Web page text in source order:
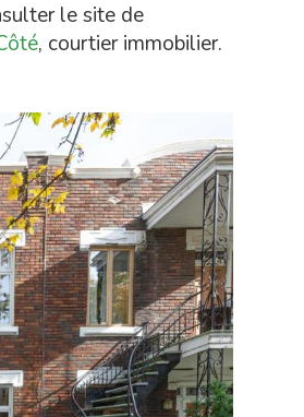
le site de
, courtier immobilier.